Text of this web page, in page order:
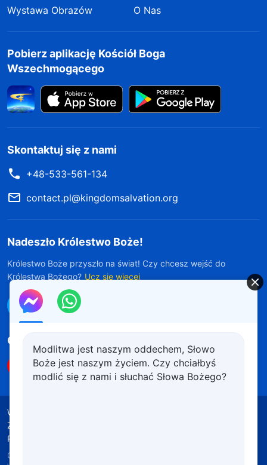
Wystawa Obrazów
O Nas
Pobierz aplikację Kościół Boga
Wszechmogącego
Skontaktuj się z nami
+48-533-561-134
contact.pl@kingdomsalvation.org
Nadeszło Królestwo Boże!
Królestwo Boże przyszło na świat! Czy chcesz wejść do
Królestwa Bożego? Ucz się więcej
Połącz się z nami w Messengerze
Obserwuj nas
Warunki korzystania
Źródła wykorzystanych materiałów
Polityka plików cookie
Copyright © 2026
Modlitwa jest naszym oddechem, Słowo
Boże jest naszym życiem. Czy chciałbyś
modlić się z nami i słuchać Słowa Bożego?